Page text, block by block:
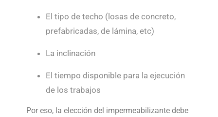
El tipo de techo (losas de concreto,
prefabricadas, de lámina, etc)
La inclinación
El tiempo disponible para la ejecución
de los trabajos
Por eso, la elección del impermeabilizante debe